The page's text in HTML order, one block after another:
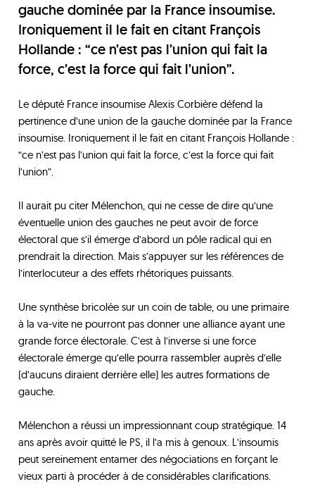
gauche dominée par la France insoumise.
Ironiquement il le fait en citant François
Hollande : “ce n’est pas l’union qui fait la
force, c’est la force qui fait l’union”.
Le député France insoumise Alexis Corbière défend la
pertinence d’une union de la gauche dominée par la France
insoumise. Ironiquement il le fait en citant François Hollande :
“ce n’est pas l’union qui fait la force, c’est la force qui fait
l’union”.
Il aurait pu citer Mélenchon, qui ne cesse de dire qu’une
éventuelle union des gauches ne peut avoir de force
électoral que s’il émerge d’abord un pôle radical qui en
prendrait la direction. Mais s’appuyer sur les références de
l’interlocuteur a des effets rhétoriques puissants.
Une synthèse bricolée sur un coin de table, ou une primaire
à la va-vite ne pourront pas donner une alliance ayant une
grande force électorale. C’est à l’inverse si une force
électorale émerge qu’elle pourra rassembler auprès d’elle
(d’aucuns diraient derrière elle) les autres formations de
gauche.
Mélenchon a réussi un impressionnant coup stratégique. 14
ans après avoir quitté le PS, il l’a mis à genoux. L’insoumis
peut sereinement entamer des négociations en forçant le
vieux parti à procéder à de considérables clarifications.